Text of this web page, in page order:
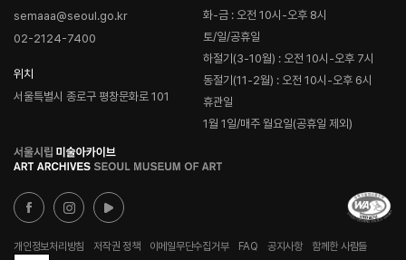
semaaa@seoul.go.kr
02-2124-7400
위치
서울특별시 종로구 평창문화로 101
화-금 : 오전 10시-오후 8시
토/일/공휴일
하절기(3-10월) : 오전 10시-오후 7시
동절기(11-2월) : 오전 10시-오후 6시
휴관일
1월 1일/매주 월요일(공휴일 제외)
로
고
개인정보처리방침 저작권 정책 이메일무단수집거부 FAQ 공지사항 함께한 사람들